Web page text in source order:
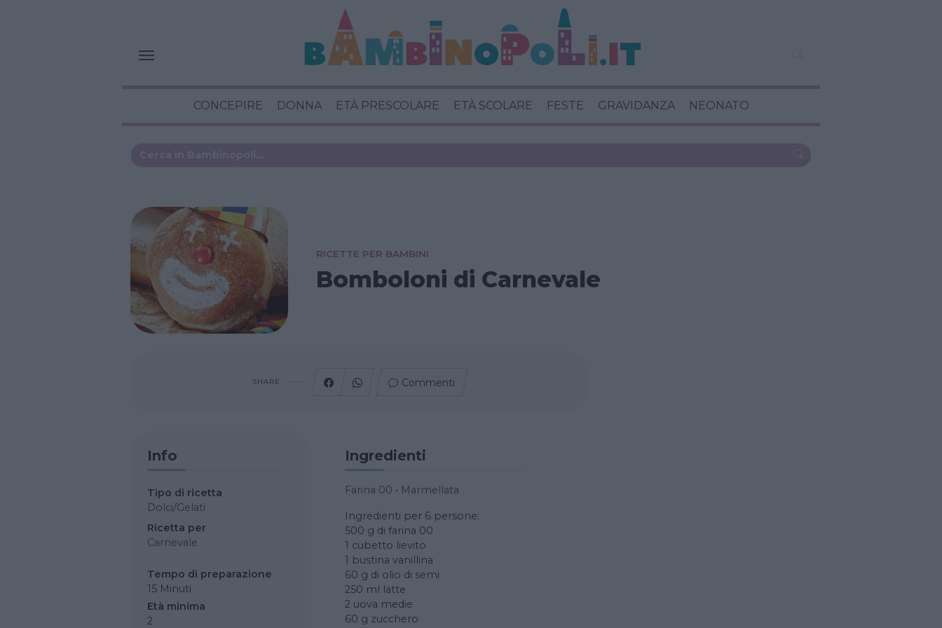
CONCEPIRE DONNA ETÀ PRESCOLARE ETÀ SCOLARE FESTE GRAVIDANZA NEONATO
RICETTE PER BAMBINI
Bomboloni di Carnevale
SHARE Commenti
Info
Tipo di ricetta
Dolci/Gelati
Ricetta per
Carnevale
Tempo di preparazione
15 Minuti
Età minima
2
Ingredienti
Farina 00 • Marmellata
Ingredienti per 6 persone:
500 g di farina 00
1 cubetto lievito
1 bustina vanillina
60 g di olio di semi
250 ml latte
2 uova medie
60 g zucchero